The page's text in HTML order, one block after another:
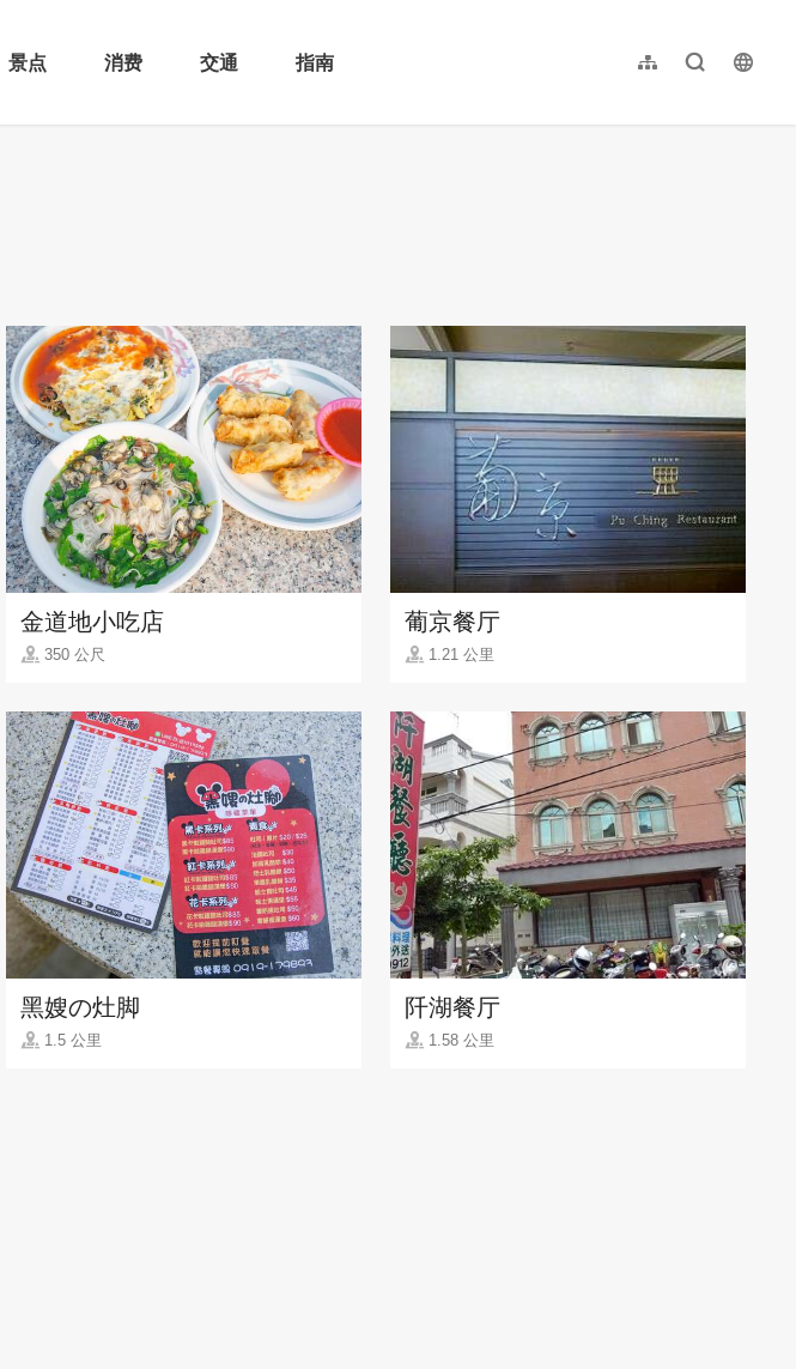
景点 消费 交通 指南 网站导览全文检索
繁體中文
金道地小吃店
350 公尺
葡京餐厅
1.21 公里
黑嫂の灶脚
1.5 公里
阡湖餐厅
1.58 公里